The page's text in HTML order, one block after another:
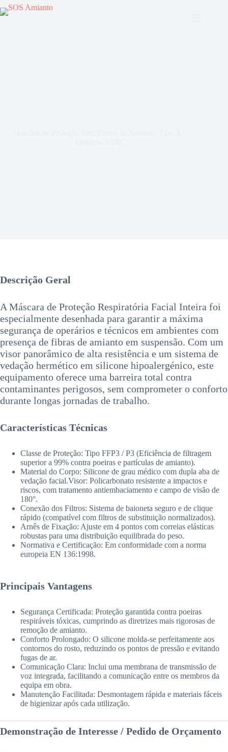
Descrição Geral
A Máscara de Proteção Respiratória Facial Inteira foi
especialmente desenhada para garantir a máxima
segurança de operários e técnicos em ambientes com
presença de fibras de amianto em suspensão. Com um
visor panorâmico de alta resistência e um sistema de
vedação hermético em silicone hipoalergénico, este
equipamento oferece uma barreira total contra
contaminantes perigosos, sem comprometer o conforto
durante longas jornadas de trabalho.
Características Técnicas
Classe de Proteção: Tipo FFP3 / P3 (Eficiência de filtragem
superior a 99% contra poeiras e partículas de amianto).
Material do Corpo: Silicone de grau médico com dupla aba de
vedação facial.Visor: Policarbonato resistente a impactos e
riscos, com tratamento antiembaciamento e campo de visão de
180°.
Conexão dos Filtros: Sistema de baioneta seguro e de clique
rápido (compatível com filtros de substituição normalizados).
Arnês de Fixação: Ajuste em 4 pontos com correias elásticas
robustas para uma distribuição equilibrada do peso.
Normativa e Certificação: Em conformidade com a norma
europeia EN 136:1998.
Principais Vantagens
Segurança Certificada: Proteção garantida contra poeiras
respiráveis tóxicas, cumprindo as diretrizes mais rigorosas de
remoção de amianto.
Conforto Prolongado: O silicone molda-se perfeitamente aos
contornos do rosto, reduzindo os pontos de pressão e evitando
fugas de ar.
Comunicação Clara: Inclui uma membrana de transmissão de
voz integrada, facilitando a comunicação entre os membros da
equipa em obra.
Manutenção Facilitada: Desmontagem rápida e materiais fáceis
de higienizar após cada utilização.
Demonstração de Interesse / Pedido de Orçamento